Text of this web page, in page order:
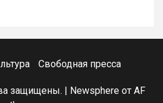
Свободная пресса
защищены. | Newsphereот AF